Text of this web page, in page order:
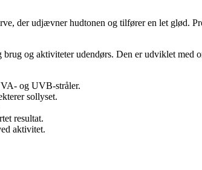
der udjævner hudtonen og tilfører en let glød.
og aktiviteter udendørs. Den er udviklet
og UVB-stråler.
sollyset.
resultat.
aktivitet.